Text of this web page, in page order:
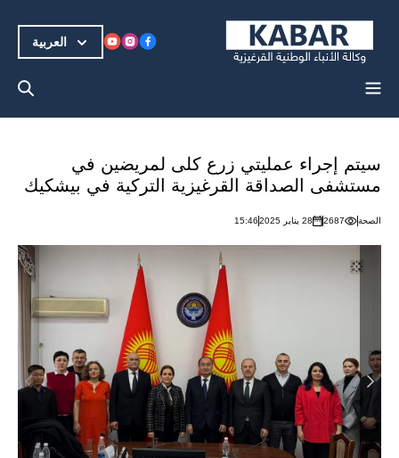
العربية
سيتم إجراء عمليتي زرع كلى لمريضين في
مستشفى الصداقة القرغيزية التركية في بيشكيك
الصحة 2687 28 يناير 2025 15:46